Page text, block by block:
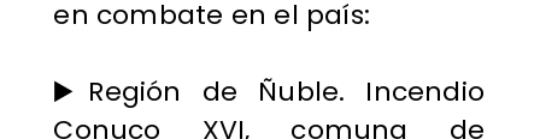
en combate en el país:
▶️Región de Ñuble. Incendio
Conuco XVI, comuna de